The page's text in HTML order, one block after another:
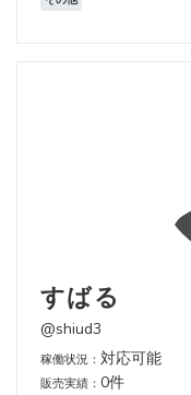
すばる
@shiud3
稼働状況： 対応可能
販売実績： 0件